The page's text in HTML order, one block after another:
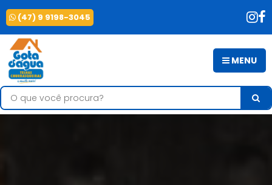
(47) 9 9198-3045
MENU